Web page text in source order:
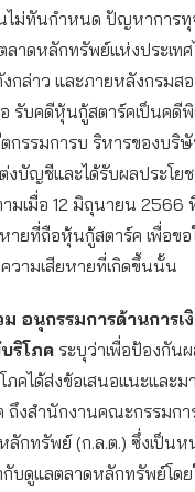
นไม่ทันกำหนด ปัญหาการทุ
ลาดหลักทรัพย์แห่งประเท
กล่าว และภายหลังกรมส
รับคดีหุ้นกู้สตาร์คเป็นคดี
กรรมการบ ริหารของบริ
บัญชีและได้รับผลประโยช
ามเมื่อ 12 มิถุนายน 2566
ายที่ถือหุ้นกู้สตาร์ค เพื่อขอ
วามเสียหายที่เกิดขึ้นนั้น
อนุกรรมการด้านการเ
ริโภค ระบุว่าเพื่อป้องกัน
ภคได้ส่งข้อเสนอแนะและม
ถึงสำนักงานคณะกรรมก
ลักทรัพย์ (ก.ล.ต.) ซึ่งเป็น
บดูแลตลาดหลักทรัพย์โดย